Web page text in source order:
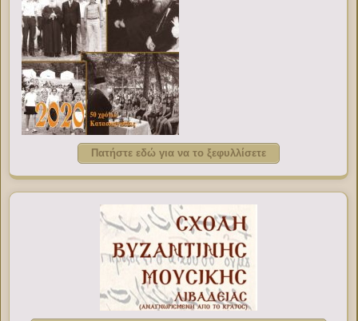
Πατήστε εδώ για να το ξεφυλλίσετε